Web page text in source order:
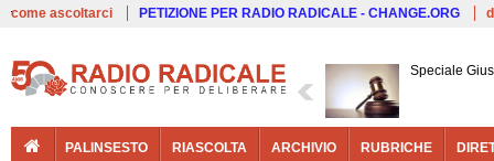
come ascoltarci PETIZIONE PER RADIO RADICALE - CHANGE.ORG
Speciale
PALINSESTO RIASCOLTA ARCHIVIO RUBRICHE